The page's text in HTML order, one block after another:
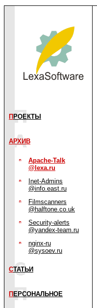
П РОЕКТЫ
АРХИВ
Apache-Talk
@lexa.ru
Inet-Admins
@info.east.ru
Filmscanners
@halftone.co.uk
Security-alerts
@yandex-team.ru
nginx-ru
@sysoev.ru
СТАТЬИ
П ЕРСОНАЛЬНОЕ